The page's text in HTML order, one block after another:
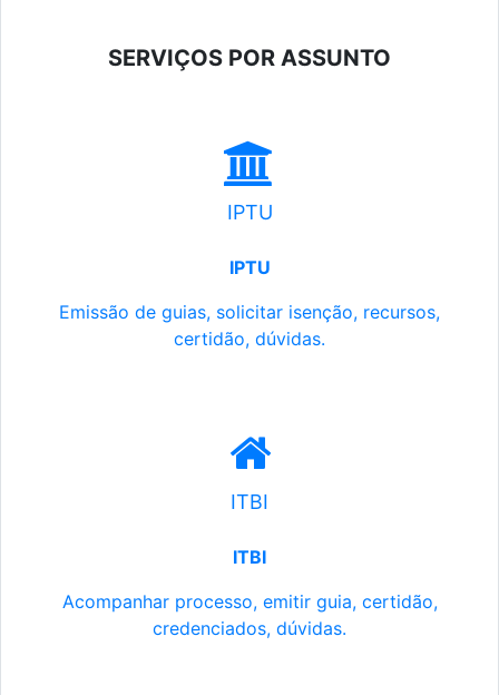
SERVIÇOS POR ASSUNTO
IPTU
IPTU
Emissão de guias, solicitar isenção, recursos,
certidão, dúvidas.
ITBI
ITBI
Acompanhar processo, emitir guia, certidão,
credenciados, dúvidas.